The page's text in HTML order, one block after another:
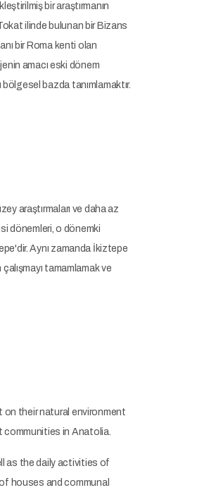
bir araştırmanın
ilinde bulunan bir Bizans
bir Roma kenti olan
amacı eski dönem
bazda tanımlamaktır.
araştırmaları ve daha az
dönemleri, o dönemki
Aynı zamanda İkiztepe
tamamlamak ve
their natural environment
in Anatolia.
as the daily activities of
houses and communal